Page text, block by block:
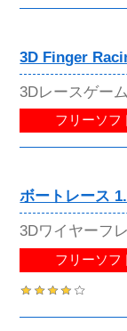
3D Finger
3Dレースゲー
フリーソフ
ボートレース
3Dワイヤーフ
フリーソフ